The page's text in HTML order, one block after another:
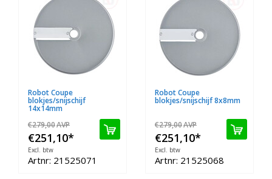
Robot Coupe
blokjes/snijschijf
14x14mm
€279,00AVP
€251,10*
Excl. btw
Artnr: 21525071
Robot Coupe
blokjes/snijschijf 8x8mm
€279,00AVP
€251,10*
Excl. btw
Artnr: 21525068